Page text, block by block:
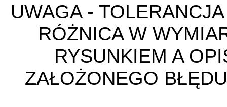
UWAGA -
RÓŻNICA W
RYSUNKIEM A
ZAŁOŻONEGO